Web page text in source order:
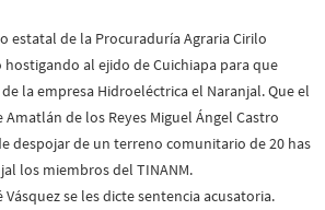
estatal de la Procuraduría Agraria Cirilo
hostigando al ejido de Cuichiapa para que
la empresa Hidroeléctrica el Naranjal. Que el
de los Reyes Miguel Ángel Castro
despojar de un terreno comunitario de 20 has
los miembros del TINANM.
Vásquez se les dicte sentencia acusatoria.